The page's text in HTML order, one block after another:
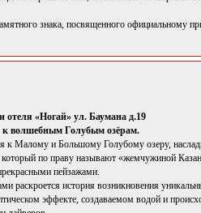
знака, посвященного официальному
отеля «Ногай» ул. Баумана д.19
к волшебным Голубым озёрам.
к Малому и Большому Голубому озеру,
по праву называют «жемчужиной
пейзажами.
раскроется история возникновения
эффекте, создаваемом водой и